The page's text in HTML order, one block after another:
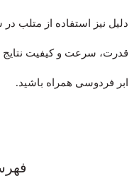
دلیل نیز استفاده از متلب
قدرت، سرعت و کیفیت نتایج را
ابر فردوسی همراه باشید.